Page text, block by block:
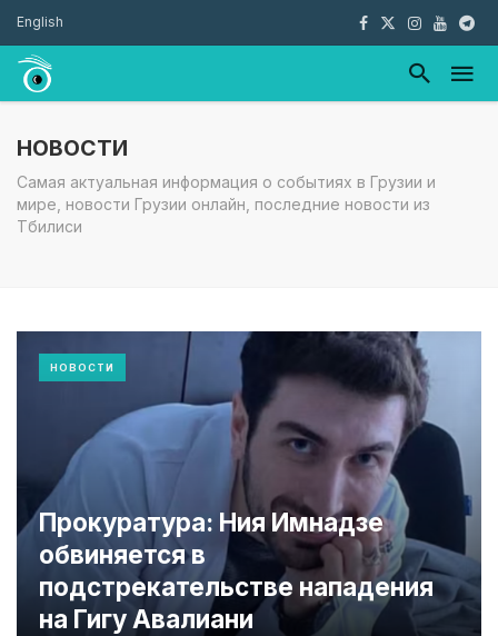
English
НОВОСТИ
Самая актуальная информация о событиях в Грузии и
мире, новости Грузии онлайн, последние новости из
Тбилиси
Прокуратура: Ния Имнадзе
обвиняется в
подстрекательстве нападения
на Гигу Авалиани
НОВОСТИ